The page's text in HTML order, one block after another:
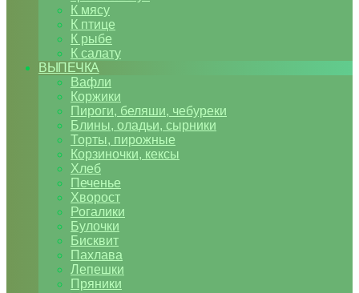
К мясу
К птице
К рыбе
К салату
ВЫПЕЧКА
Вафли
Коржики
Пироги, беляши, чебуреки
Блины, оладьи, сырники
Торты, пирожные
Корзиночки, кексы
Хлеб
Печенье
Хворост
Рогалики
Булочки
Бисквит
Пахлава
Лепешки
Пряники